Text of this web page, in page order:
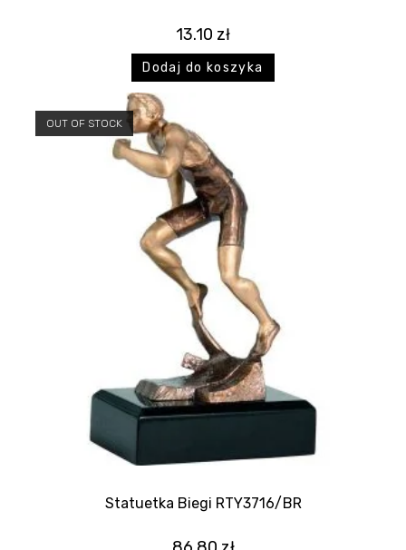
13.10 zł
Dodaj do koszyka
OUT OF STOCK
Statuetka Biegi RTY3716/BR